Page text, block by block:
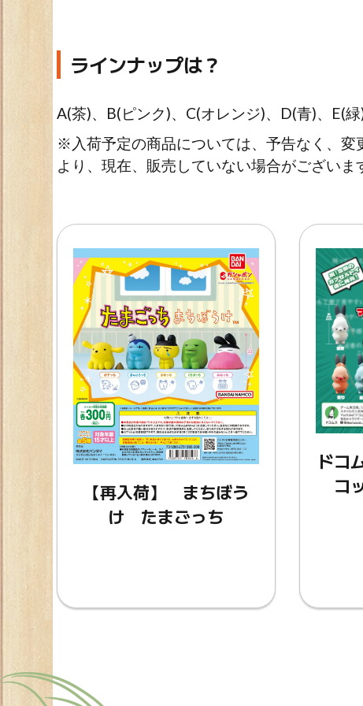
ラインナップは？
A(茶)、B(ピンク)、C(オレンジ)、D(青)、E(
※入荷予定の商品については、予告なく、変
より、現在、販売していない場合がございま
【再入荷】 まちぼう
け たまごっち
ドコ
コ